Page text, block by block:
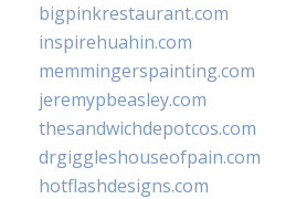
bigpinkrestaurant.com
inspirehuahin.com
memmingerspainting.com
jeremypbeasley.com
thesandwichdepotcos.com
drgiggleshouseofpain.com
hotflashdesigns.com